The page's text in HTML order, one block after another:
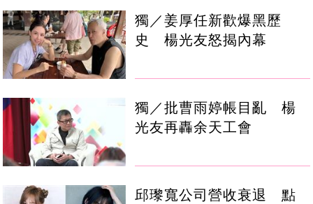
獨／姜厚任新歡爆黑歷
史 楊光友怒揭內幕
獨／批曹雨婷帳目亂 楊
光友再轟余天工會
邱瓈寬公司營收衰退 點